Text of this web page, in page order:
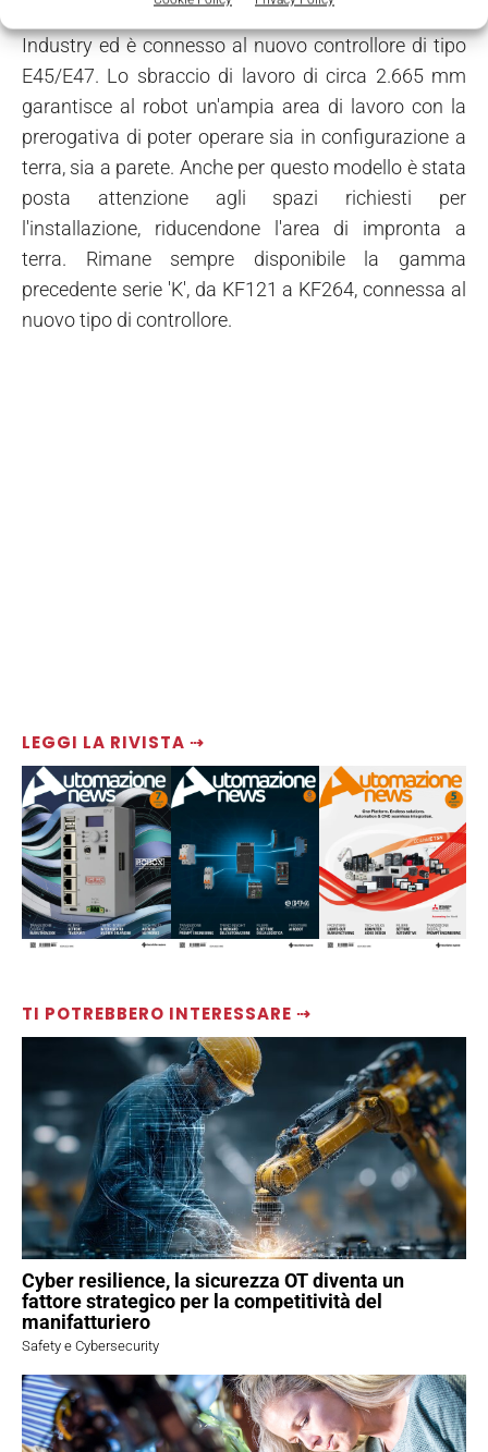
LEGGI LA RIVISTA ⇢
TI POTREBBERO INTERESSARE ⇢
Cyber resilience, la sicurezza OT diventa un
fattore strategico per la competitività del
manifatturiero
Safety e Cybersecurity
Industry ed è connesso al nuovo controllore di tipo
E45/E47. Lo sbraccio di lavoro di circa 2.665 mm
garantisce al robot un'ampia area di lavoro con la
prerogativa di poter operare sia in configurazione a
terra, sia a parete. Anche per questo modello è stata
posta attenzione agli spazi richiesti per
l'installazione, riducendone l'area di impronta a
terra. Rimane sempre disponibile la gamma
precedente serie 'K', da KF121 a KF264, connessa al
nuovo tipo di controllore.